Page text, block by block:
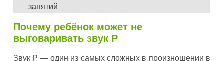
занятий
Почему ребёнок может не
выговаривать звук Р
Звук Р — один из самых сложных в произношении в